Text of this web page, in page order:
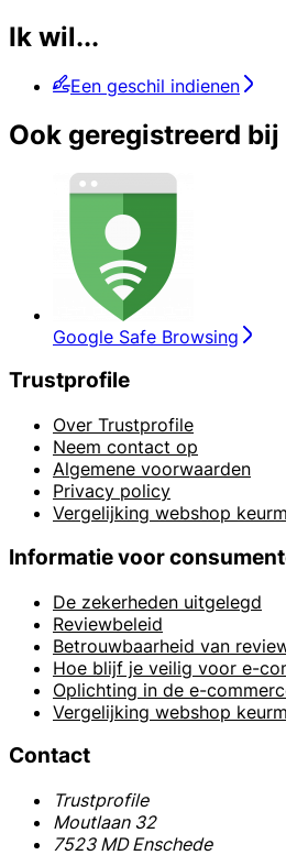
Ik wil...
Een geschil indienen
Ook geregistreerd bij
Google Safe Browsing
Trustprofile
Over Trustprofile
Neem contact op
Algemene voorwaarden
Privacy policy
Vergelijking webshop
Informatie voor
De zekerheden uitgelegd
Reviewbeleid
Betrouwbaarheid van
Hoe blijf je veilig voor e-
Oplichting in de e-
Vergelijking webshop
Contact
Trustprofile
Moutlaan 32
7523 MD Enschede